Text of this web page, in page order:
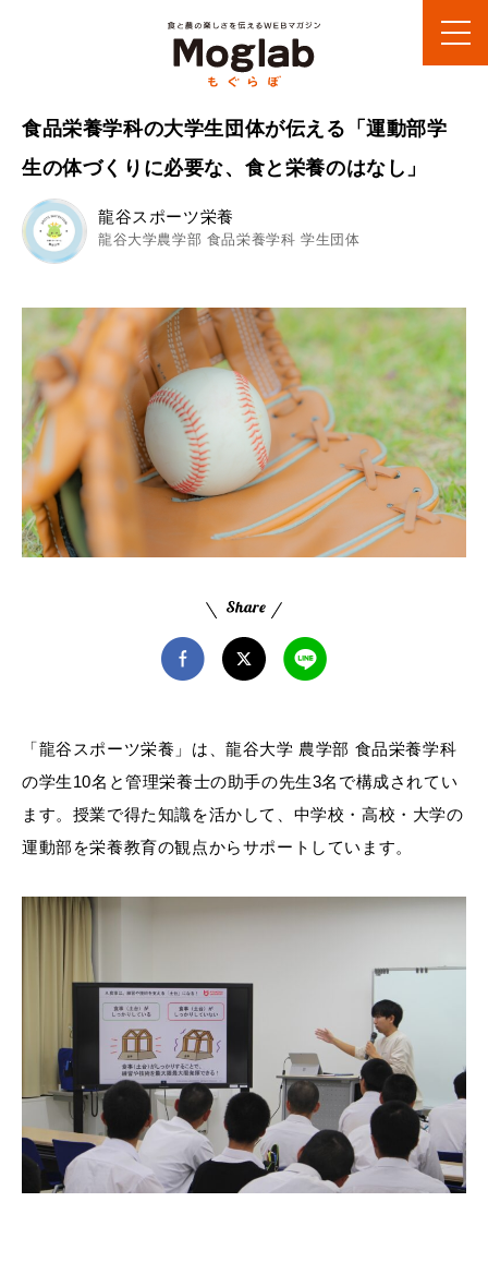
食品栄養学科の大学生団体が伝える「運動部学
生の体づくりに必要な、食と栄養のはなし」
龍谷スポーツ栄養
龍谷大学農学部 食品栄養学科 学生団体
「龍谷スポーツ栄養」は、龍谷大学 農学部 食品栄養学科
の学生10名と管理栄養士の助手の先生3名で構成されてい
ます。授業で得た知識を活かして、中学校・高校・大学の
運動部を栄養教育の観点からサポートしています。